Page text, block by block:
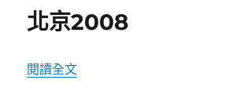
北京2008
閱讀全文〈北京2008〉